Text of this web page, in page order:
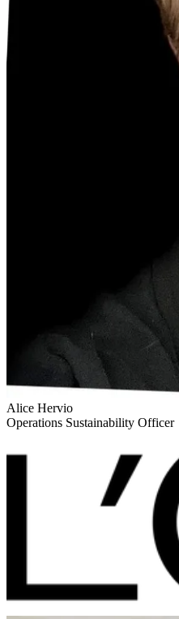
Alice Hervio
Operations Sustainability Officer